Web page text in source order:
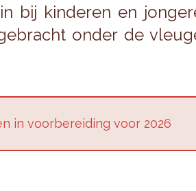
bij kin­de­ren en
onder de
in voor­be­rei­ding voor 2026